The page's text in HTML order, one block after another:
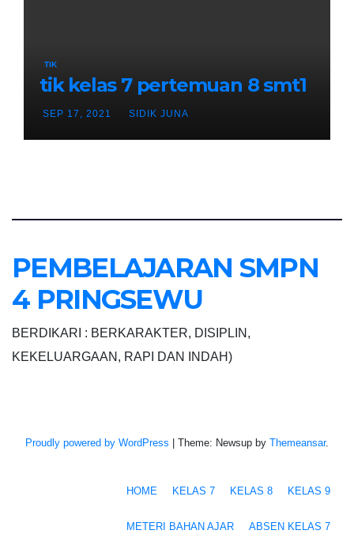
TIK
tik kelas 7 pertemuan 8 smt1
SEP 17, 2021 SIDIK JUNA
PEMBELAJARAN SMPN
4 PRINGSEWU
BERDIKARI : BERKARAKTER, DISIPLIN,
KEKELUARGAAN, RAPI DAN INDAH)
Proudly powered by WordPress Theme: Newsup by Themeansar.
HOME KELAS 7 KELAS 8 KELAS 9
METERI BAHAN AJAR ABSEN KELAS 7